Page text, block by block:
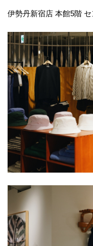
伊勢丹新宿店 本館5階